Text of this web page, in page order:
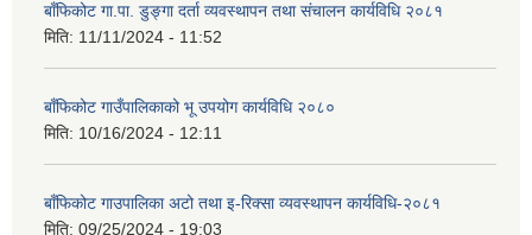
बाँफिकोट गा.पा. डुङ्गा दर्ता व्यवस्थापन तथा संचालन कार्यविधि २०८१
मिति: 11/11/2024 - 11:52
बाँफिकोट गाउँपालिकाको भू उपयोग कार्यविधि २०८०
मिति: 10/16/2024 - 12:11
बाँफिकोट गाउपालिका अटो तथा इ-रिक्सा व्यवस्थापन कार्यविधि-२०८१
मिति: 09/25/2024 - 19:03